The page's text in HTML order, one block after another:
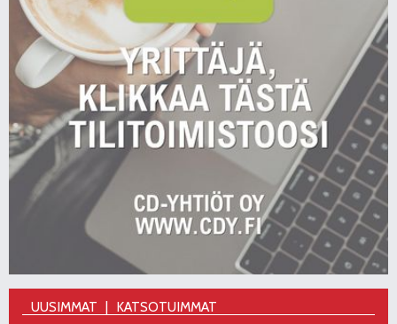
UUSIMMAT
KATSOTUIMMAT